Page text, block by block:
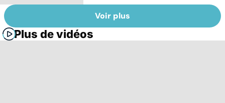
Voir plus
Plus de vidéos